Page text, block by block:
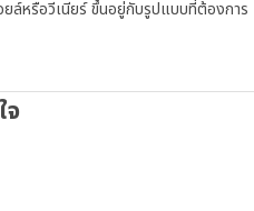
ล์หรือวีเนียร์ ขึ้นอยู่กับรูปแบบที่ต้องการ
จ